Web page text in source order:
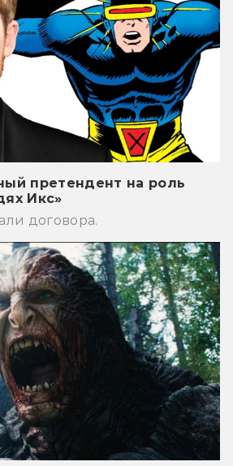
претендент на роль
Икс»
договора.